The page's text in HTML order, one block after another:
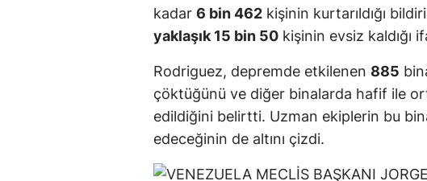
kadar 6 bin 462 kişinin kurtarıldığı
yaklaşık 15 bin 50 kişinin evsiz kaldığı
Rodriguez, depremde etkilenen 885
çöktüğünü ve diğer binalarda hafif ile
edildiğini belirtti. Uzman ekiplerin bu
edeceğinin de altını çizdi.